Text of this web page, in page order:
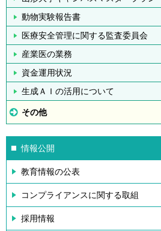
動物実験報告書
医療安全管理に関する監査委員会
産業医の業務
資金運用状況
生成ＡＩの活用について
その他
情報公開
教育情報の公表
コンプライアンスに関する取組
採用情報